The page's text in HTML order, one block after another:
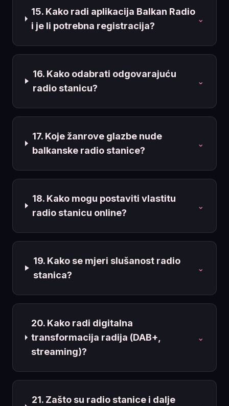
15. Kako radi aplikacija Balkan Radio
i je li potrebna registracija?
⌄
16. Kako odabrati odgovarajuću
radio stanicu?
⌄
17. Koje žanrove glazbe nude
balkanske radio stanice?
⌄
18. Kako mogu postaviti vlastitu
radio stanicu online?
⌄
19. Kako se mjeri slušanost radio
stanica?
⌄
20. Kako radi digitalna
transformacija radija (DAB+,
streaming)?
⌄
21. Zašto su radio stanice i dalje